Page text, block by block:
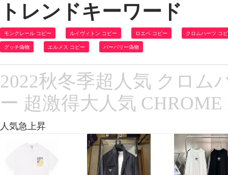
トレンドキーワード
モンクレール コピー ルイヴィトン コピー ロエベ コピー クロムハーツ コ
グッチ偽物 エルメス コピー バーバリー偽物
2022秋冬季超人気 クロム
ー 超激得大人気
人気急上昇